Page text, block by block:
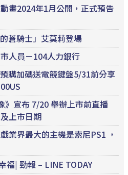
畫2024年1月公開，正式預告
蒼騎士」艾莫莉登場
人員－104人力銀行
購加碼送電競鍵盤5/31前分享
》宣布 7/20 舉辦上市前直播
上市日期
業界最大的主機是索尼PS1 ，
福| 勁報 – LINE TODAY